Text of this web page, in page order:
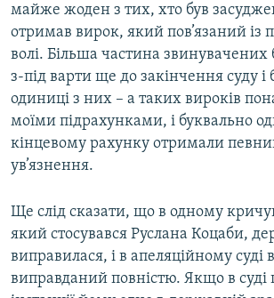
майже жоден з тих, хто був
отримав вирок, який пов’язаний із
волі. Більша частина звинувачених
з-під варти ще до закінчення суду і
одиниці з них – а таких вироків
моїми підрахунками, і буквально
кінцевому рахунку отримали
ув’язнення.
Ще слід сказати, що в одному
який стосувався Руслана Коцаби,
виправилася, і в апеляційному суді
виправданий повністю. Якщо в суді